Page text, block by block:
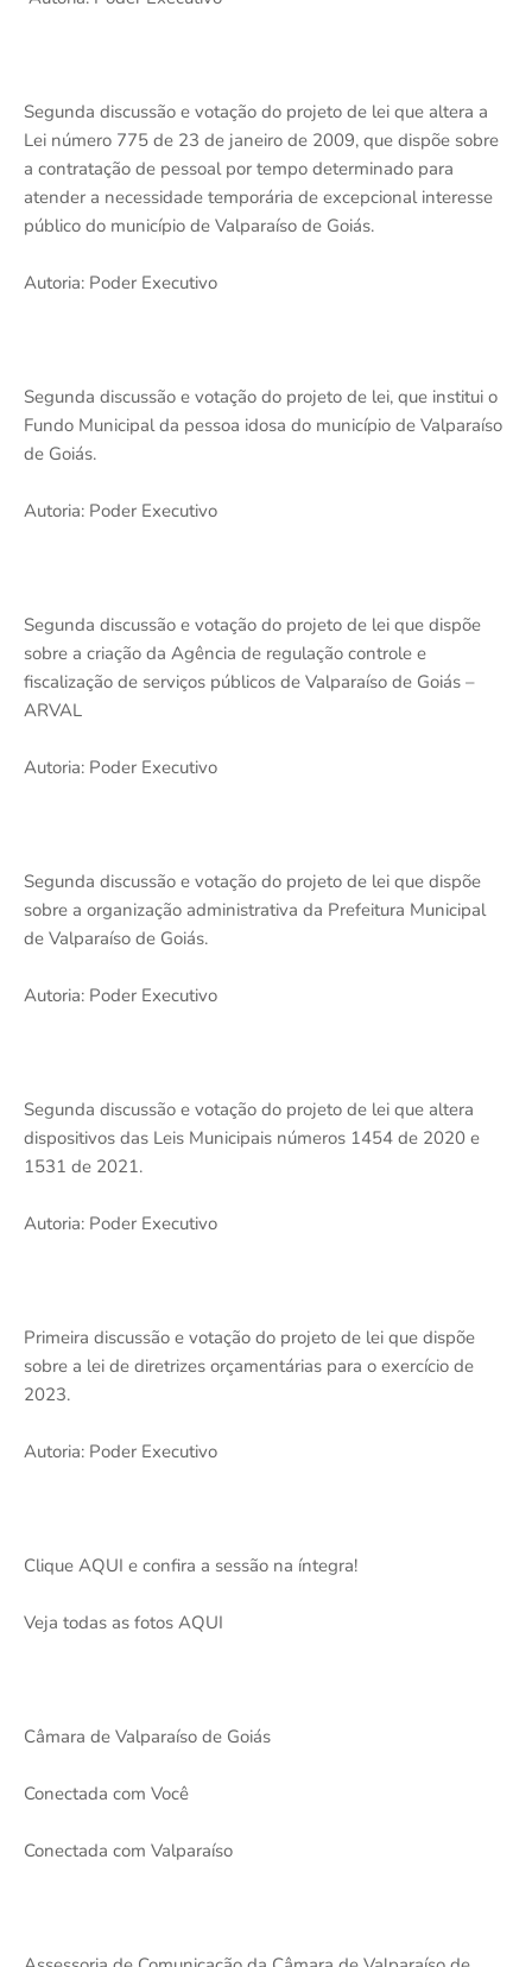
Segunda discussão e votação do projeto de lei que altera a
Lei número 775 de 23 de janeiro de 2009, que dispõe sobre
a contratação de pessoal por tempo determinado para
atender a necessidade temporária de excepcional interesse
público do município de Valparaíso de Goiás.
Autoria: Poder Executivo
Segunda discussão e votação do projeto de lei, que institui o
Fundo Municipal da pessoa idosa do município de Valparaíso
de Goiás.
Autoria: Poder Executivo
Segunda discussão e votação do projeto de lei que dispõe
sobre a criação da Agência de regulação controle e
fiscalização de serviços públicos de Valparaíso de Goiás –
ARVAL
Autoria: Poder Executivo
Segunda discussão e votação do projeto de lei que dispõe
sobre a organização administrativa da Prefeitura Municipal
de Valparaíso de Goiás.
Autoria: Poder Executivo
Segunda discussão e votação do projeto de lei que altera
dispositivos das Leis Municipais números 1454 de 2020 e
1531 de 2021.
Autoria: Poder Executivo
Primeira discussão e votação do projeto de lei que dispõe
sobre a lei de diretrizes orçamentárias para o exercício de
2023.
Autoria: Poder Executivo
Clique AQUI e confira a sessão na íntegra!
Veja todas as fotos AQUI
Câmara de Valparaíso de Goiás
Conectada com Você
Conectada com Valparaíso